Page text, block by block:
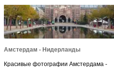
Амстердам - Нидерланды
Красивые фотографии Амстердама -